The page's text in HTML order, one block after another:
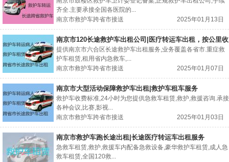
齐全.主要承接全国各医院的...
南京市救护车跨省市接送
2025年01月13日
南京市120长途救护车出租公司|医疗转运车出租，按公里收
费
提供南京市六合区长途救护车出租服务,业务覆盖各省市.重症救
护车租赁,租用省内急救车,...
南京市救护车跨省市接送
2025年01月07日
南京市大型活动保障救护车出租|救护车租车服务
救护车收费标准,24小时为您提供急救车租赁,救护,救援咨询.承接
各种会议,比赛,影视...
南京市救护车跨省市接送
2025年01月03日
南京市救护车跑长途出租|长途医疗转运车出租服务
急救车租赁,救护,救援车内配备急救设备,豪华救护车租赁,成人急
救车租赁,全国120救...